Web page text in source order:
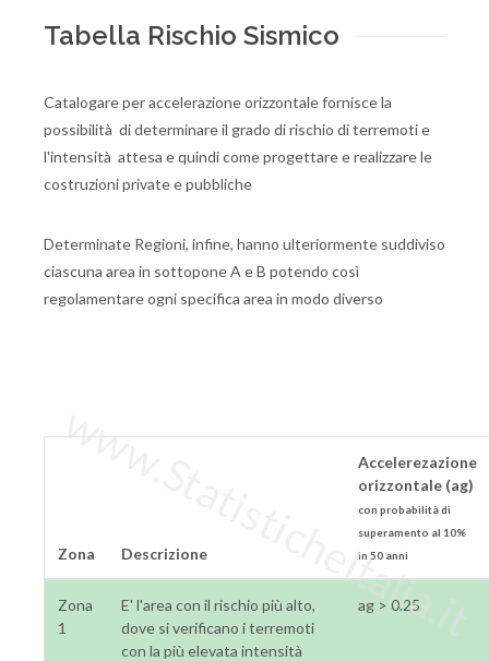
Tabella Rischio Sismico
Catalogare per accelerazione orizzontale fornisce la
possibilità di determinare il grado di rischio di terremoti e
l'intensità attesa e quindi come progettare e realizzare le
costruzioni private e pubbliche
Determinate Regioni, infine, hanno ulteriormente suddiviso
ciascuna area in sottopone A e B potendo così
regolamentare ogni specifica area in modo diverso
Zona Descrizione
Accelerezazione
orizzontale (ag)
con probabilità di
superamento al 10%
in 50 anni
Zona
1
E' l'area con il rischio più alto,
dove si verificano i terremoti
con la più elevata intensità
ag > 0.25
www.StatisticheItalia.it